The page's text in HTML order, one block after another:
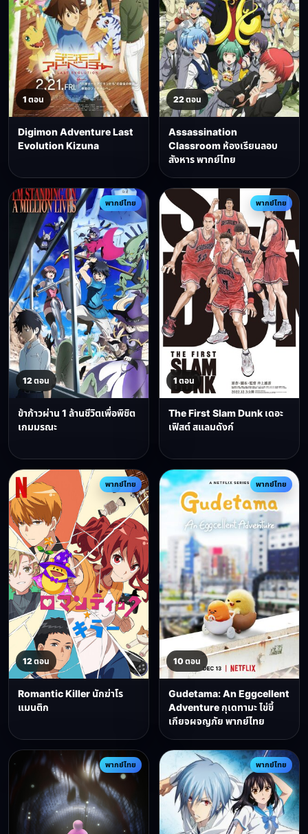
1 ตอน
Digimon Adventure Last
Evolution Kizuna
22 ตอน
Assassination
Classroom ห้องเรียนลอบ
สังหาร พากย์ไทย
พากย์ไทย
12 ตอน
ข้าก้าวผ่าน 1 ล้านชีวิตเพื่อพิชิต
เกมมรณะ
พากย์ไทย
1 ตอน
The First Slam Dunk เดอะ
เฟิสต์ สแลมดังก์
พากย์ไทย
12 ตอน
Romantic Killer นักฆ่าโร
แมนติก
พากย์ไทย
10 ตอน
Gudetama: An Eggcellent
Adventure กุเดทามะ ไข่ขี้
เกียจผจญภัย พากย์ไทย
พากย์ไทย พากย์ไทย